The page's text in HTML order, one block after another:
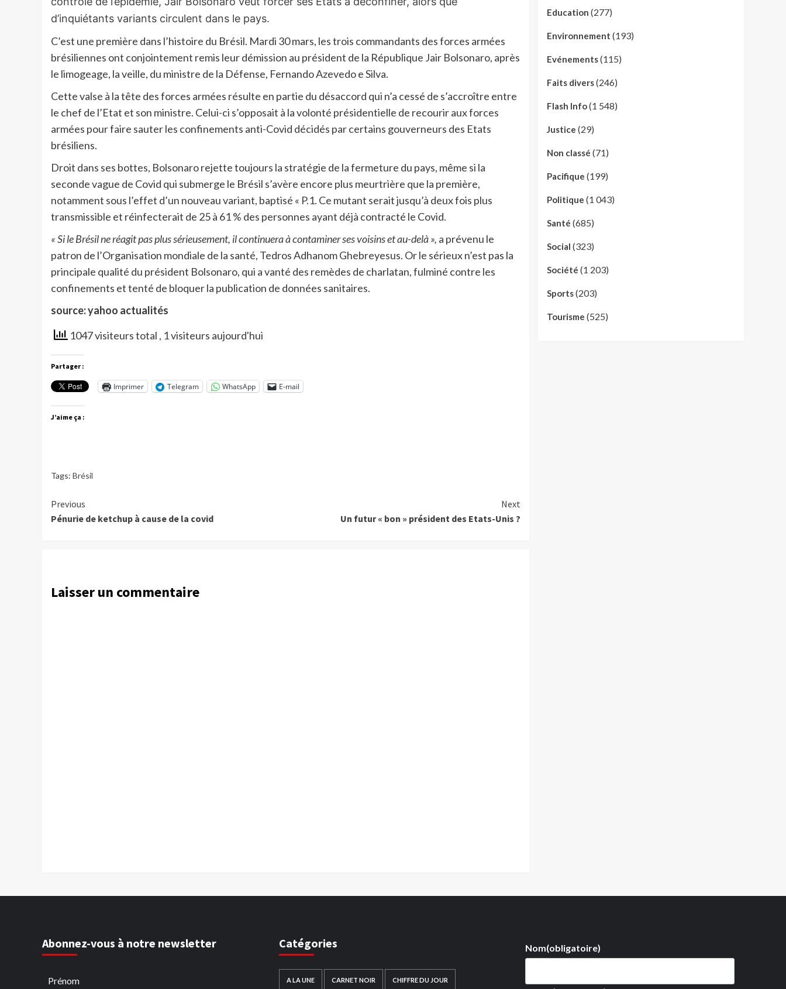
d’inquiétants variants circulent dans le pays.
C’est une première dans l’histoire du Brésil. Mardi 30 mars, les trois commandants des forces armées
brésiliennes ont conjointement remis leur démission au président de la République Jair Bolsonaro, après
le limogeage, la veille, du ministre de la Défense, Fernando Azevedo e Silva.
Cette valse à la tête des forces armées résulte en partie du désaccord qui n’a cessé de s’accroître entre
le chef de l’Etat et son ministre. Celui-ci s’opposait à la volonté présidentielle de recourir aux forces
armées pour faire sauter les confinements anti-Covid décidés par certains gouverneurs des Etats
brésiliens.
Droit dans ses bottes, Bolsonaro rejette toujours la stratégie de la fermeture du pays, même si la
seconde vague de Covid qui submerge le Brésil s’avère encore plus meurtrière que la première,
notamment sous l’effet d’un nouveau variant, baptisé « P.1. Ce mutant serait jusqu’à deux fois plus
transmissible et réinfecterait de 25 à 61 % des personnes ayant déjà contracté le Covid.
« Si le Brésil ne réagit pas plus sérieusement, il continuera à contaminer ses voisins et au-delà », a prévenu le
patron de l’Organisation mondiale de la santé, Tedros Adhanom Ghebreyesus. Or le sérieux n’est pas la
principale qualité du président Bolsonaro, qui a vanté des remèdes de charlatan, fulminé contre les
confinements et tenté de bloquer la publication de données sanitaires.
source: yahoo actualités
1047 visiteurs total , 1 visiteurs aujourd'hui
Partager :
Imprimer Telegram WhatsApp E-mail
J’aime ça :
Tags: Brésil
Continue
Reading
Previous
Pénurie de ketchup à cause de la covid
Next
Un futur « bon » président des Etats-Unis ?
Laisser un commentaire
Education (277)
Environnement (193)
Evénements(115)
Faits divers(246)
Flash Info(1 548)
Justice (29)
Non classé (71)
Pacifique (199)
Politique (1 043)
Santé (685)
Social (323)
Société (1 203)
Sports(203)
Tourisme (525)
Abonnez-vous à notre newsletter
Prénom
Catégories
A LA UNE CARNET NOIR CHIFFRE DU JOUR
Nom(obligatoire)